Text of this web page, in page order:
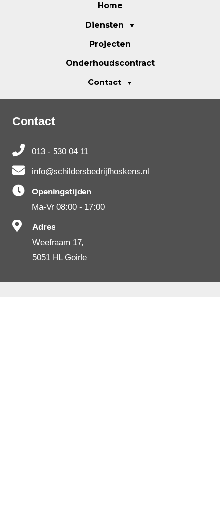
Home
Diensten
Projecten
Onderhoudscontract
Contact
Contact
013 - 530 04 11
info@schildersbedrijfhoskens.nl
Openingstijden
Ma-Vr 08:00 - 17:00
Adres
Weefraam 17,
5051 HL Goirle